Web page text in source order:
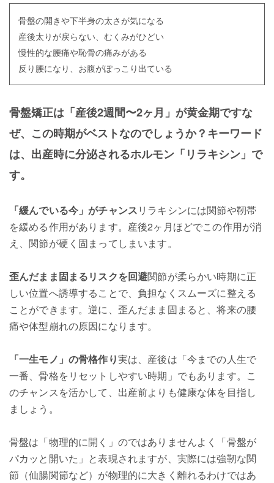
骨盤の開きや下半身の太さが気になる
産後太りが戻らない、むくみがひどい
慢性的な腰痛や恥骨の痛みがある
反り腰になり、お腹がぽっこり出ている
骨盤矯正は「産後2週間〜2ヶ月」が黄金期ですな
ぜ、この時期がベストなのでしょうか？キーワード
は、出産時に分泌されるホルモン 「リラキシン」 で
す。
「緩んでいる今」がチャンスリラキシンには関節や靭帯
を緩める作用があります。産後2ヶ月ほどでこの作用が消
え、関節が硬く固まってしまいます。
歪んだまま固まるリスクを回避関節が柔らかい時期に正
しい位置へ誘導することで、負担なくスムーズに整える
ことができます。逆に、歪んだまま固まると、将来の腰
痛や体型崩れの原因になります。
「一生モノ」の骨格作り実は、産後は「今までの人生で
一番、骨格をリセットしやすい時期」でもあります。こ
のチャンスを活かして、出産前よりも健康な体を目指し
ましょう。
骨盤は「物理的に開く」のではありませんよく「骨盤が
パカッと開いた」と表現されますが、実際には強靭な関
節（仙腸関節など）が物理的に大きく離れるわけではあ